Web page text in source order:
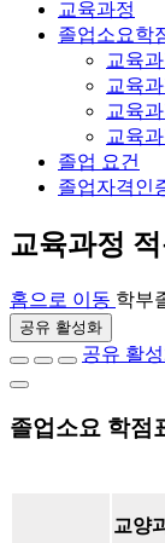
교육과정
졸업소요학
교육
교육
교육
교육
졸업 요건
졸업자격인
교육과정
홈으로 이동 학부
공유 활성화
공유 활성
졸업소요 학점
교양